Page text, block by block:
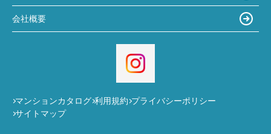
会社概要
マンションカタログ 利用規約 プライバシーポリシー
サイトマップ